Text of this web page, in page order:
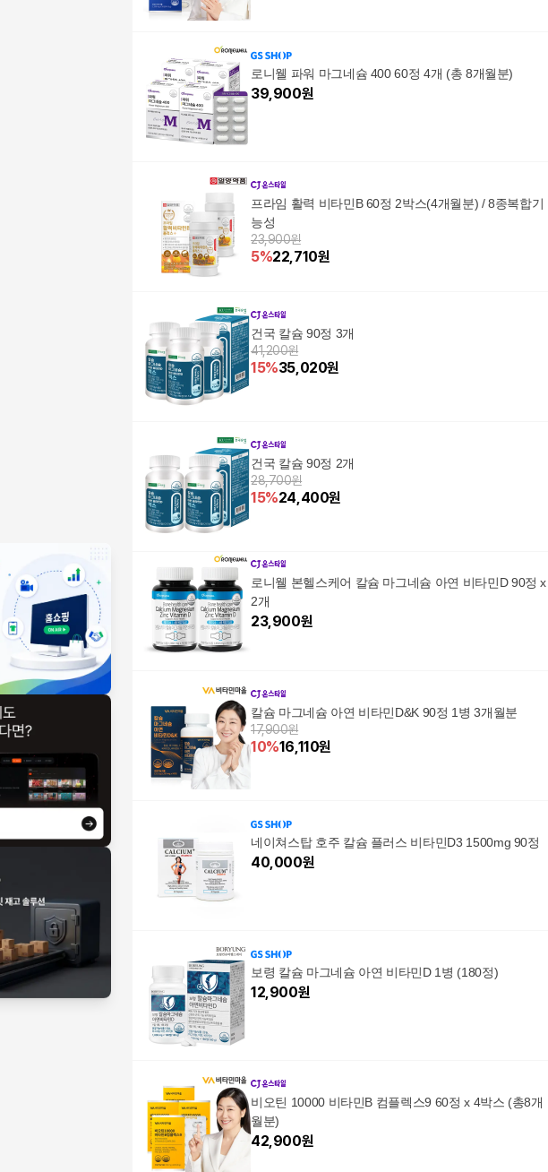
로니웰 파워 마그네슘 400 60정 4개 (총 8개월분)
39,900원
프라임 활력 비타민B 60정 2박스(4개월분) / 8종복합기
능성
23,900원
5%22,710원
건국 칼슘 90정 3개
41,200원
15%35,020원
건국 칼슘 90정 2개
28,700원
15%24,400원
로니웰 본헬스케어 칼슘 마그네슘 아연 비타민D 90정 x
2개
23,900원
칼슘 마그네슘 아연 비타민D&K 90정 1병 3개월분
17,900원
10%16,110원
네이쳐스탑 호주 칼슘 플러스 비타민D3 1500mg 90정
40,000원
보령 칼슘 마그네슘 아연 비타민D 1병 (180정)
12,900원
비오틴 10000 비타민B 컴플렉스9 60정 x 4박스 (총8개
월분)
42,900원